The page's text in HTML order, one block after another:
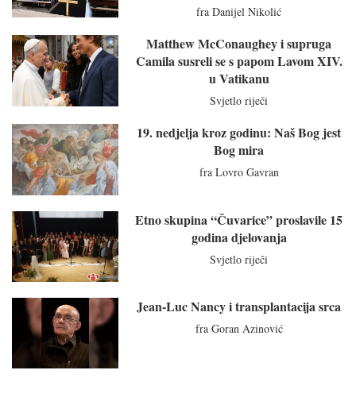
fra Danijel Nikolić
Matthew McConaughey i supruga
Camila susreli se s papom Lavom XIV.
u Vatikanu
Svjetlo riječi
19. nedjelja kroz godinu: Naš Bog jest
Bog mira
fra Lovro Gavran
Etno skupina “Čuvarice” proslavile 15
godina djelovanja
Svjetlo riječi
Jean-Luc Nancy i transplantacija srca
fra Goran Azinović